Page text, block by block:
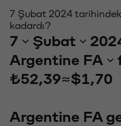
7 Şubat 2024
kadardı?
7 Şubat
Argentine FA
₺52,39≈$1,70
Argentine FA